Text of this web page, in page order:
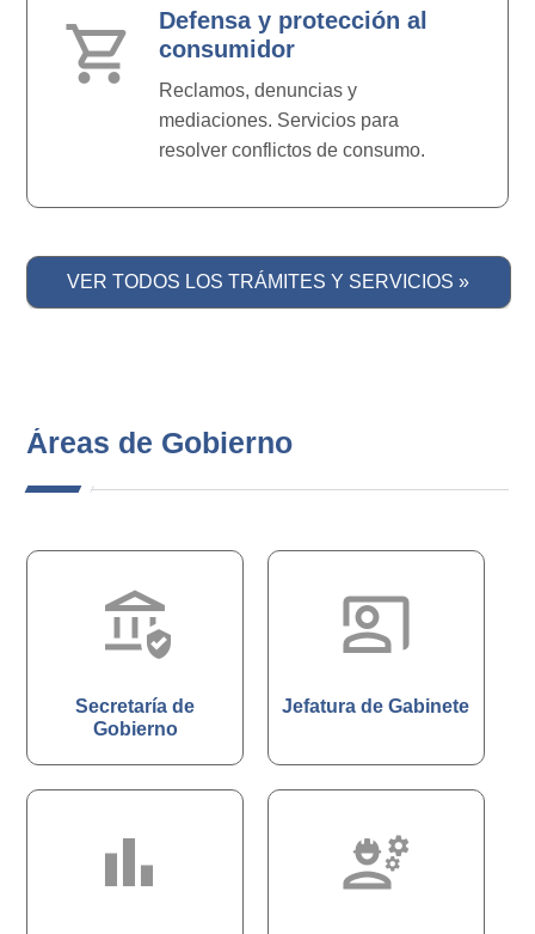
shopping_cart
Defensa y protección al
consumidor
Reclamos, denuncias y
mediaciones. Servicios para
resolver conflictos de consumo.
VER TODOS LOS TRÁMITES Y SERVICIOS »
Áreas de Gobierno
assured_workload
Secretaría de
Gobierno
co_present
Jefatura de Gabinete
engineering